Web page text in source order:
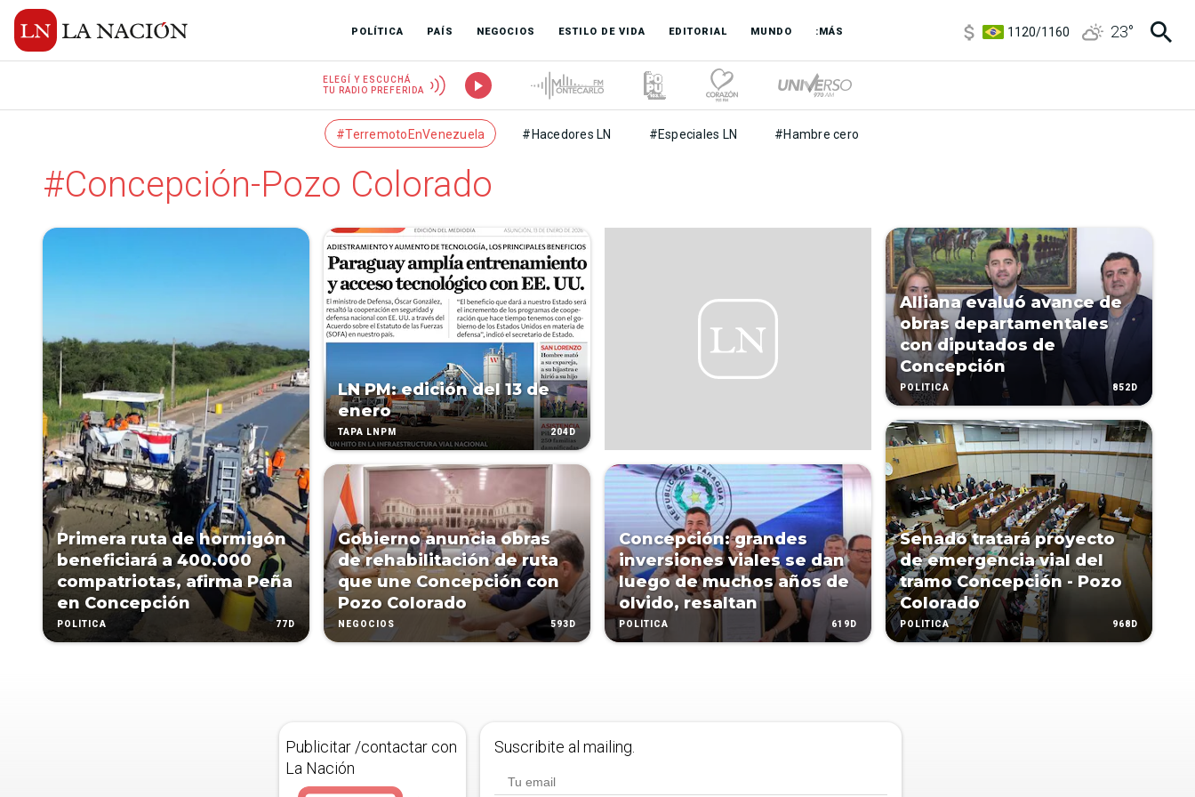
POLÍTICA PAÍS NEGOCIOS ESTILO DE VIDA EDITORIAL MUNDO :MÁS
1120/1160
23°
ELEGÍ Y ESCUCHÁ
TU RADIO PREFERIDA
#TerremotoEnVenezuela #Hacedores LN #Especiales LN #Hambre cero
#Concepción-Pozo Colorado
Primera ruta de hormigón
beneficiará a 400.000
compatriotas, afirma Peña
en Concepción
POLÍTICA 77D
LN PM: edición del 13 de
enero
TAPA LNPM 204D
Gobierno anuncia obras
de rehabilitación de ruta
que une Concepción con
Pozo Colorado
NEGOCIOS 593D
Concepción: grandes
inversiones viales se dan
luego de muchos años de
olvido, resaltan
POLÍTICA 619D
Alliana evaluó avance de
obras departamentales
con diputados de
Concepción
POLÍTICA 852D
Senado tratará proyecto
de emergencia vial del
tramo Concepción - Pozo
Colorado
POLÍTICA 968D
Publicitar /contactar con
La Nación
Suscribite al mailing.